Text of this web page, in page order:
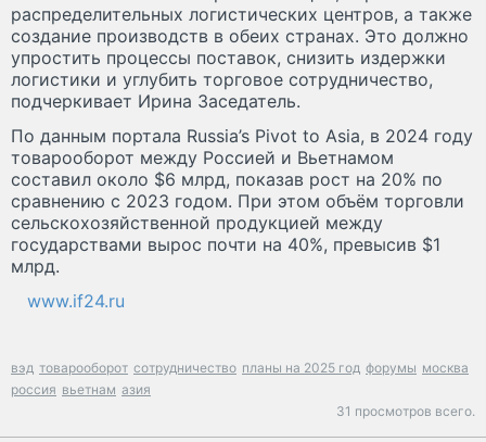
распределительных логистических центров, а также
создание производств в обеих странах. Это должно
упростить процессы поставок, снизить издержки
логистики и углубить торговое сотрудничество,
подчеркивает Ирина Заседатель.
По данным портала Russia’s Pivot to Asia, в 2024 году
товарооборот между Россией и Вьетнамом
составил около $6 млрд, показав рост на 20% по
сравнению с 2023 годом. При этом объём торговли
сельскохозяйственной продукцией между
государствами вырос почти на 40%, превысив $1
млрд.
www.if24.ru
вэд товарооборот сотрудничество планы на 2025 год форумы москва
россия вьетнам азия
31 просмотров всего.